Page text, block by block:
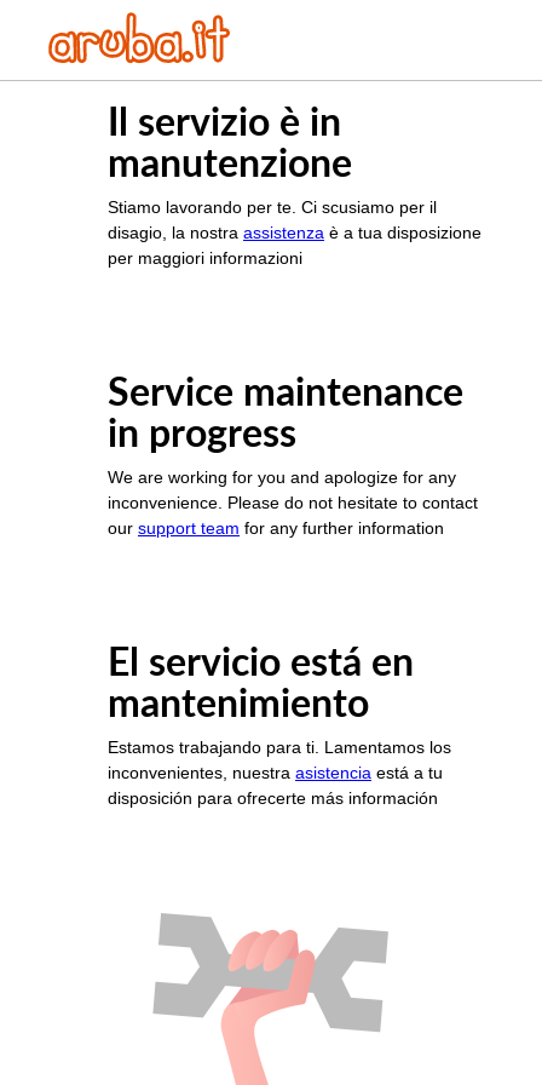
Il servizio è in
manutenzione
Stiamo lavorando per te. Ci scusiamo per il
disagio, la nostra assistenza è a tua disposizione
per maggiori informazioni
Service maintenance
in progress
We are working for you and apologize for any
inconvenience. Please do not hesitate to contact
our support team for any further information
El servicio está en
mantenimiento
Estamos trabajando para ti. Lamentamos los
inconvenientes, nuestra asistencia está a tu
disposición para ofrecerte más información